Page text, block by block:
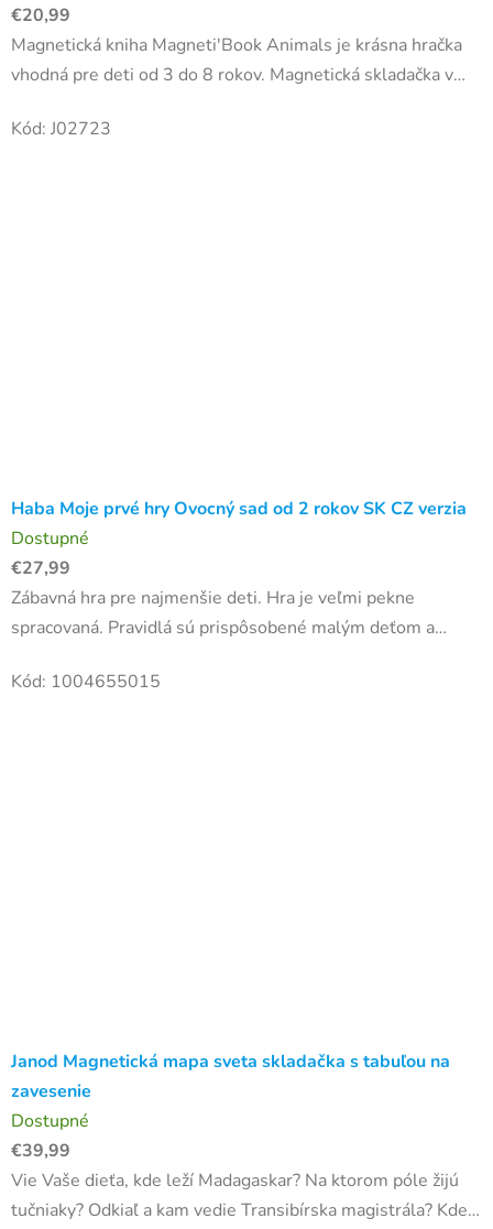
€20,99
Magnetická kniha Magneti'Book Animals je krásna hračka
vhodná pre deti od 3 do 8 rokov. Magnetická skladačka v
Zabavte...
Kód: J02723
Haba Moje prvé hry Ovocný sad od 2 rokov SK CZ verzia
Dostupné
€27,99
Zábavná hra pre najmenšie deti. Hra je veľmi pekne
spracovaná. Pravidlá sú prispôsobené malým deťom a
hráčov je 2 až...
Kód: 1004655015
Janod Magnetická mapa sveta skladačka s tabuľou na
zavesenie
Dostupné
€39,99
Vie Vaše dieťa, kde leží Madagaskar? Na ktorom póle žijú
tučniaky? Odkiaľ a kam vedie Transibírska magistrála? Kde